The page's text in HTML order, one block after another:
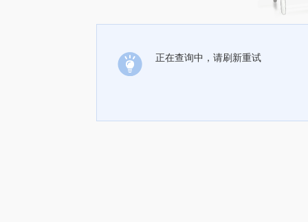
正在查询中，请刷新重试